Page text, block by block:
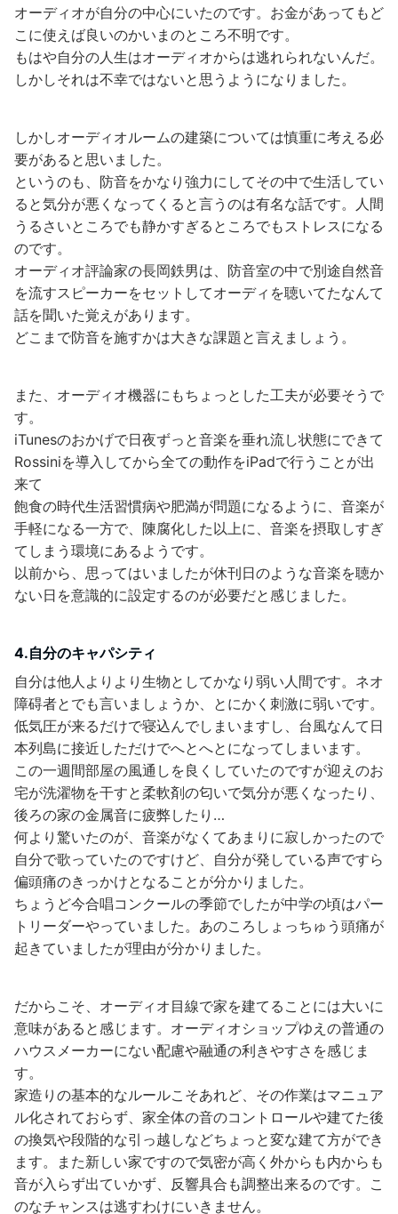
オーディオが自分の中心にいたのです。お金があってもど
こに使えば良いのかいまのところ不明です。
もはや自分の人生はオーディオからは逃れられないんだ。
しかしそれは不幸ではないと思うようになりました。
しかしオーディオルームの建築については慎重に考える必
要があると思いました。
というのも、防音をかなり強力にしてその中で生活してい
ると気分が悪くなってくると言うのは有名な話です。人間
うるさいところでも静かすぎるところでもストレスになる
のです。
オーディオ評論家の長岡鉄男は、防音室の中で別途自然音
を流すスピーカーをセットしてオーディを聴いてたなんて
話を聞いた覚えがあります。
どこまで防音を施すかは大きな課題と言えましょう。
また、オーディオ機器にもちょっとした工夫が必要そうで
す。
iTunesのおかげで日夜ずっと音楽を垂れ流し状態にできて
Rossiniを導入してから全ての動作をiPadで行うことが出
来て
飽食の時代生活習慣病や肥満が問題になるように、音楽が
手軽になる一方で、陳腐化した以上に、音楽を摂取しすぎ
てしまう環境にあるようです。
以前から、思ってはいましたが休刊日のような音楽を聴か
ない日を意識的に設定するのが必要だと感じました。
4.自分のキャパシティ
自分は他人よりより生物としてかなり弱い人間です。ネオ
障碍者とでも言いましょうか、とにかく刺激に弱いです。
低気圧が来るだけで寝込んでしまいますし、台風なんて日
本列島に接近しただけでへとへとになってしまいます。
この一週間部屋の風通しを良くしていたのですが迎えのお
宅が洗濯物を干すと柔軟剤の匂いで気分が悪くなったり、
後ろの家の金属音に疲弊したり…
何より驚いたのが、音楽がなくてあまりに寂しかったので
自分で歌っていたのですけど、自分が発している声ですら
偏頭痛のきっかけとなることが分かりました。
ちょうど今合唱コンクールの季節でしたが中学の頃はパー
トリーダーやっていました。あのころしょっちゅう頭痛が
起きていましたが理由が分かりました。
だからこそ、オーディオ目線で家を建てることには大いに
意味があると感じます。オーディオショップゆえの普通の
ハウスメーカーにない配慮や融通の利きやすさを感じま
す。
家造りの基本的なルールこそあれど、その作業はマニュア
ル化されておらず、家全体の音のコントロールや建てた後
の換気や段階的な引っ越しなどちょっと変な建て方ができ
ます。また新しい家ですので気密が高く外からも内からも
音が入らず出ていかず、反響具合も調整出来るのです。こ
のなチャンスは逃すわけにいきません。